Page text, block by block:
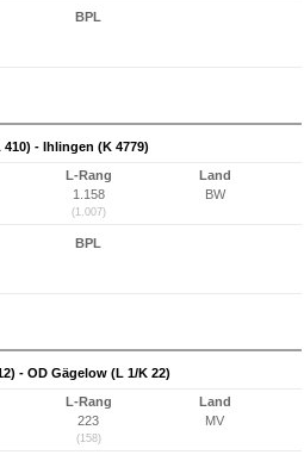
BPL
- Ihlingen (K 4779)
L-Rang
1.158
(1.007)
Land
BW
BPL
- OD Gägelow (L 1/K 22)
L-Rang
223
(158)
Land
MV